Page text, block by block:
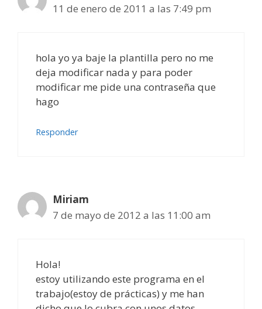
11 de enero de 2011 a las 7:49 pm
hola yo ya baje la plantilla pero no me
deja modificar nada y para poder
modificar me pide una contraseña que
hago
Responder
Miriam
7 de mayo de 2012 a las 11:00 am
Hola!
estoy utilizando este programa en el
trabajo(estoy de prácticas) y me han